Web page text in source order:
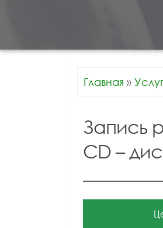
Главная »
Запись
CD –